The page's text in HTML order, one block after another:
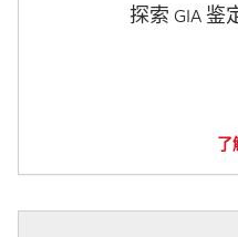
探索 GIA 鉴
了